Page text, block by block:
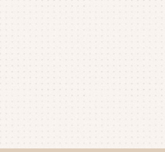
(4)
2024年10月